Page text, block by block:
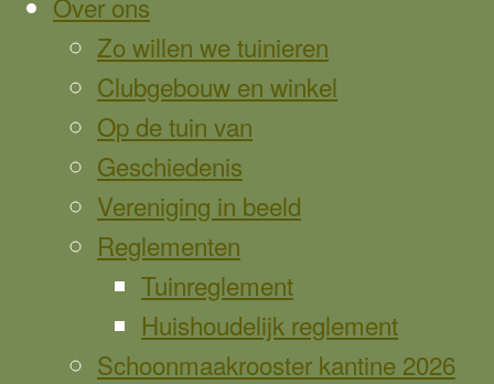
website
Zo willen we tuinieren
Clubgebouw en winkel
Op de tuin van
Geschiedenis
Vereniging in beeld
Reglementen
Tuinreglement
Huishoudelijk reglement
Schoonmaakrooster kantine 2026